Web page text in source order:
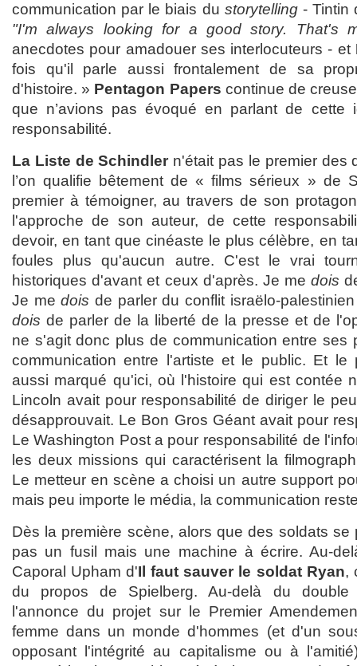
communication par le biais du storytelling- Tintin
"I'm always looking for a good story. That's
anecdotes pour amadouer ses interlocuteurs - et
fois qu'il parle aussi frontalement de sa
d'histoire. » Pentagon Papers continue de
que n’avions pas évoqué en parlant de cette
responsabilité.
La Liste de Schindler n'était pas le premier des
l’on qualifie bêtement de « films sérieux » de
premier à témoigner, au travers de son
l'approche de son auteur, de cette
devoir, en tant que cinéaste le plus célèbre, en
foules plus qu'aucun autre. C'est le vrai
historiques d'avant et ceux d'après. Je medois
Je medois de parler du conflit israëlo-
dois de parler de la liberté de la presse et de
ne s'agit donc plus de communication entre ses
communication entre l'artiste et le public. Et le
aussi marqué qu'ici, où l'histoire qui est contée
Lincoln avait pour responsabilité de diriger le
désapprouvait. Le Bon Gros Géant avait pour
Le Washington Post a pour responsabilité de
les deux missions qui caractérisent la
Le metteur en scène a choisi un autre support
mais peu importe le média, la communication
Dès la première scène, alors que des soldats
pas un fusil mais une machine à écrire. Au-
Caporal Upham d'Il faut sauver le soldat Ryan,
du propos de Spielberg. Au-delà du double
l'annonce du projet sur le Premier
femme dans un monde d'hommes (et d'un
opposant l'intégrité au capitalisme ou à